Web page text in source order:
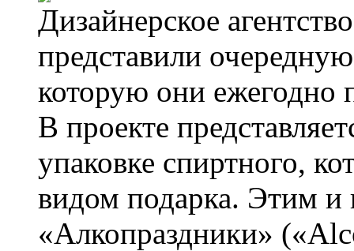
Дизайнерское
представили
которую они ежегодно
В проекте
упаковке спиртного,
видом подарка. Этим и
«Алкопраздники»